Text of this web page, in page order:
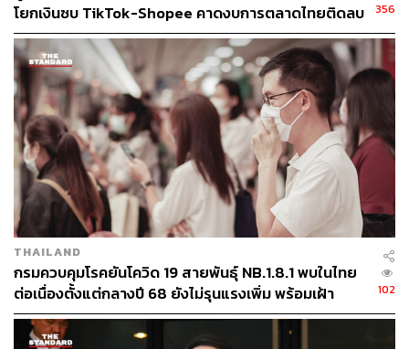
2564 โดยจะมีผลบังคับใช้กับพลเรือนของประเทศเท่านั้น นัก
ท่องเที่ยวต่างชาติที่เดินทางมาเที่ยวตุรกีในช่วงปีใหม่ ยัง
สามารถเดินชมเมืองยามว่างได้
ขณะที่ไทยเอง นอกจากประกาศล็อกดาวน์จังหวัดสมุทรสาคร
แล้ว ทางกรุงเทพมหานครยังขอให้งดจัดงานกิจกรรมปีใหม่
พร้อมทั้งขอความร่วมมือภาคเอกชนทุกแห่งให้งดจัดกิจกรรม
ปีใหม่ด้วย แต่หากสถานที่ใดยังยืนยันจะจัด ก็ต้องยื่นขอ
อนุญาตกับสำนักอนามัยของ กทม. พร้อมกำหนดแผนควบคุม
โรคเคร่งครัด
ขณะเดียวกันมีรายงานว่า Apple ผู้ผลิตสมาร์ทโฟนและ
อุปกรณ์เทคโนโลยีสารสนเทศชั้นนำของสหรัฐฯ ประกาศปิด
ร้านสาขาของตน 53 แห่งในรัฐแคลิฟอร์เนีย และอีก 16 แห่ง
ทั่วประเทศอังกฤษเป็นการชั่วคราว หลังตัวเลขผู้ติดโควิด-19
เพิ่มสูงขึ้น และทางการประกาศยกระดับมาตรการล็อกดาวน์
โยกเงินซบ TikTok-Shopee คาดงบการตลาดไทยติดลบ
ครั้งแรกในรอบ 14 ปี
356
THAILAND
กรมควบคุมโรคยันโควิด 19 สายพันธุ์ NB.1.8.1 พบในไทย
ต่อเนื่องตั้งแต่กลางปี 68 ยังไม่รุนแรงเพิ่ม พร้อมเฝ้า
ระวัง-ติดตามใกล้ชิด
102